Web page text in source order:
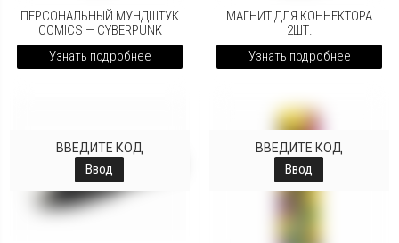
ПЕРСОНАЛЬНЫЙ МУНДШТУК
COMICS — CYBERPUNK
Узнать подробнее
МАГНИТ ДЛЯ КОННЕКТОРА
2ШТ.
Узнать подробнее
ВВЕДИТЕ КОД
Ввод
ВВЕДИТЕ КОД
Ввод